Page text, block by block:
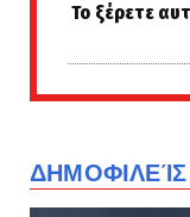
Το ξέρετε